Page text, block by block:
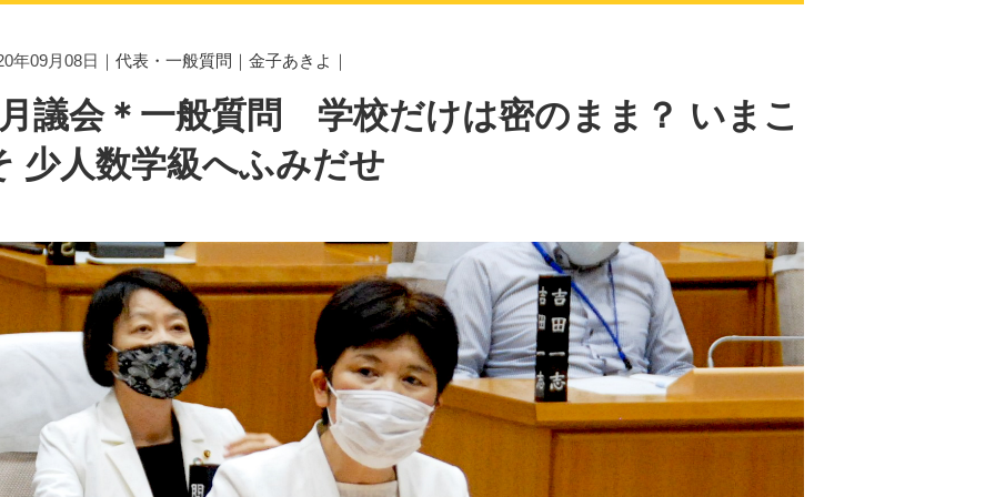
年09月08日｜ 代表・一般質問 ｜ 金子あきよ ｜
議会＊一般質問 学校だけは密のまま？ いまこ
少人数学級へふみだせ